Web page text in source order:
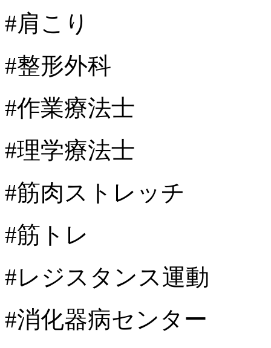
#肩こり
#整形外科
#作業療法士
#理学療法士
#筋肉ストレッチ
#筋トレ
#レジスタンス運動
#消化器病センター